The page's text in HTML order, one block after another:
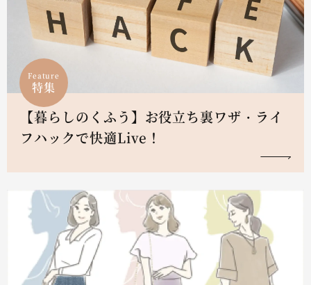
Feature
特集
【暮らしのくふう】お役立ち裏ワザ・ライ
フハックで快適Live！